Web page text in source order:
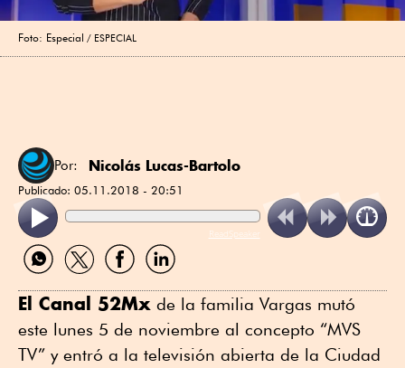
Foto: Especial ESPECIAL
Por: Nicolás Lucas-Bartolo
Publicado: 05.11.2018 - 20:51
ReadSpeaker
Compartir
por
Compartir
por
Compartir
por
Compartir
por
El Canal 52Mx de la familia Vargas mutó
este lunes 5 de noviembre al concepto “MVS
TV” y entró a la televisión abierta de la Ciudad